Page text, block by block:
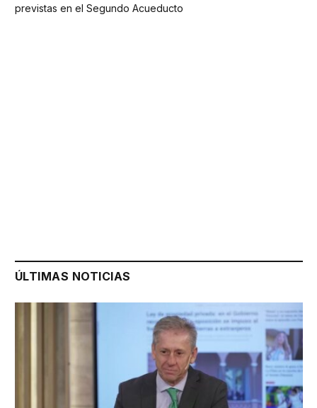
previstas en el Segundo Acueducto
ÚLTIMAS NOTICIAS